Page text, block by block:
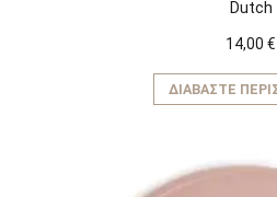
Dutch
14,00 €
ΔΙΑΒΆΣΤΕ